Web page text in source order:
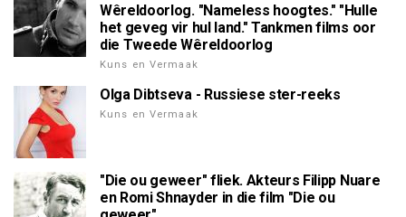
Wêreldoorlog. "Nameless hoogtes." "Hulle
het geveg vir hul land." Tankmen films oor
die Tweede Wêreldoorlog
Kuns en Vermaak
Olga Dibtseva - Russiese ster-reeks
Kuns en Vermaak
"Die ou geweer" fliek. Akteurs Filipp Nuare
en Romi Shnayder in die film "Die ou